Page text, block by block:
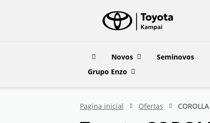
Novos Seminovos
Grupo Enzo
Pagina inicial Ofertas